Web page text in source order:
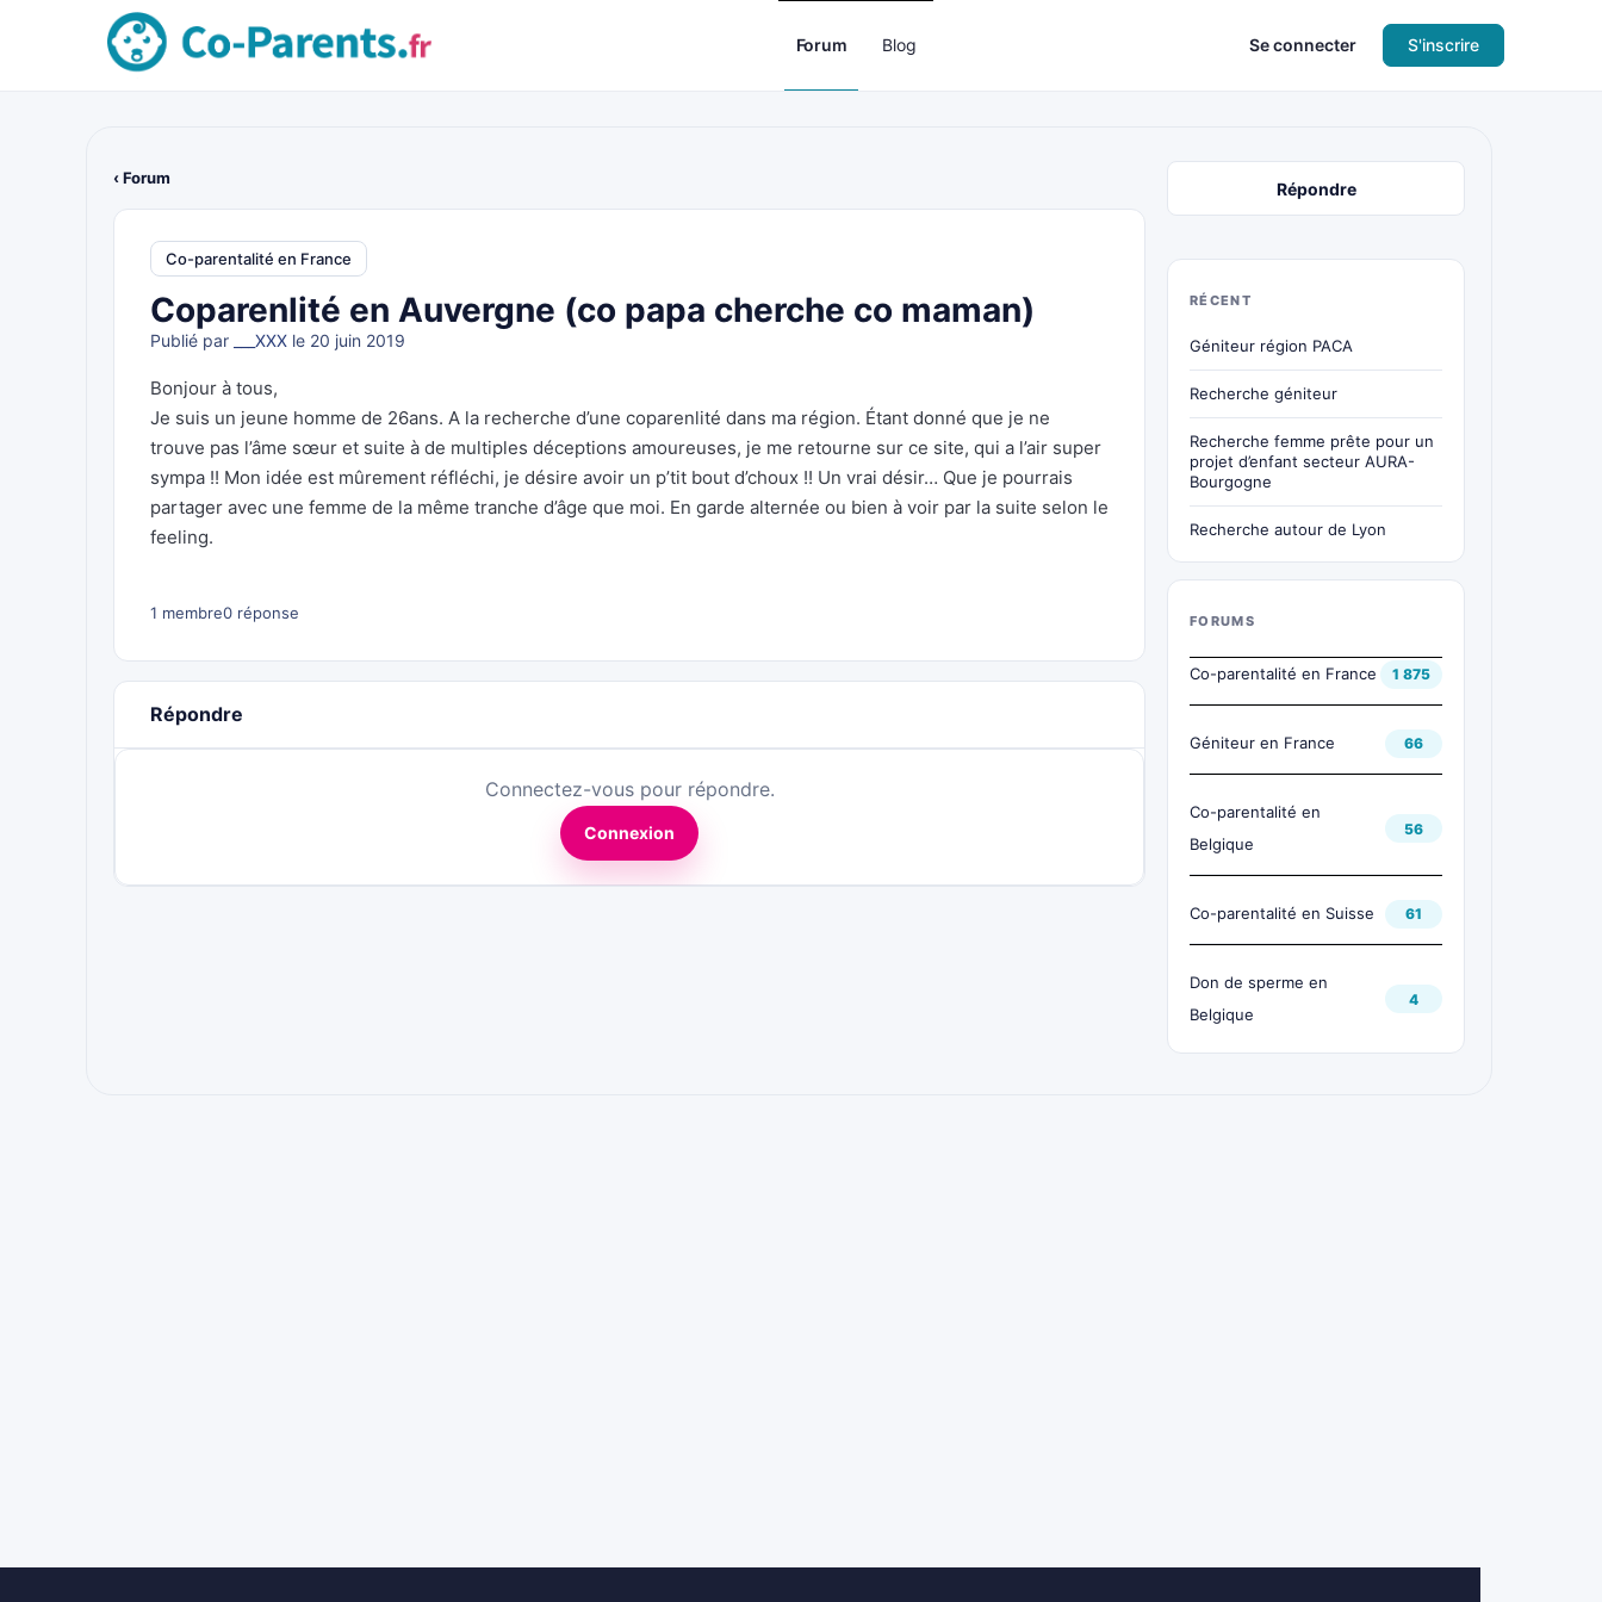
Forum Blog Se connecter S'inscrire
‹ Forum
Co-parentalité en France
Coparenlité en Auvergne (co papa cherche co maman)
Publié par ___XXX le 20 juin 2019
Bonjour à tous,
Je suis un jeune homme de 26ans. A la recherche d’une coparenlité dans ma région. Étant donné que je ne
trouve pas l’âme sœur et suite à de multiples déceptions amoureuses, je me retourne sur ce site, qui a l’air super
sympa !! Mon idée est mûrement réfléchi, je désire avoir un p’tit bout d’choux !! Un vrai désir… Que je pourrais
partager avec une femme de la même tranche d’âge que moi. En garde alternée ou bien à voir par la suite selon le
feeling.
1 membre0 réponse
Répondre
Connectez-vous pour répondre.
Connexion
Répondre
RÉCENT
Géniteur région PACA
Recherche géniteur
Recherche femme prête pour un
projet d’enfant secteur AURA-
Bourgogne
Recherche autour de Lyon
FORUMS
Co-parentalité en France 1 875
Géniteur en France 66
Co-parentalité en
Belgique
56
Co-parentalité en Suisse 61
Don de sperme en
Belgique
4